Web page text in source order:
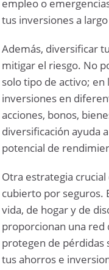
empleo o
tus inversiones a
Además, diversificar
mitigar el riesgo. No
solo tipo de activo;
inversiones en
acciones, bonos,
diversificación ayuda
potencial de
Otra estrategia
cubierto por seguros.
vida, de hogar y de
proporcionan una red
protegen de pérdidas
tus ahorros e